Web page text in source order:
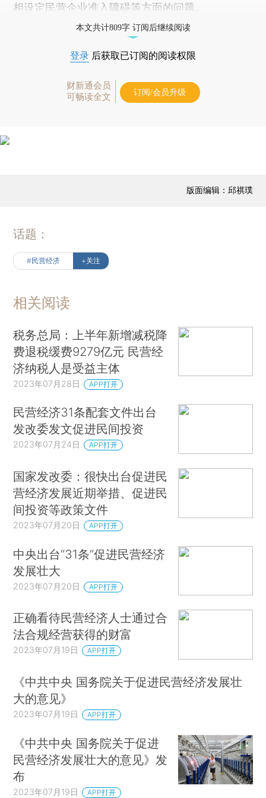
相设定民营企业准入障碍等方面的问题。
本文共计809字 订阅后继续阅读
登录 后获取已订阅的阅读权限
财新通会员
可畅读全文
订阅/会员升级
版面编辑：邱祺璞
话题：
#民营经济 +关注
相关阅读
税务总局：上半年新增减税降
费退税缓费9279亿元 民营经
济纳税人是受益主体
2023年07月28日 APP打开
民营经济31条配套文件出台
发改委发文促进民间投资
2023年07月24日 APP打开
国家发改委：很快出台促进民
营经济发展近期举措、促进民
间投资等政策文件
2023年07月20日 APP打开
中央出台“31条”促进民营经济
发展壮大
2023年07月20日 APP打开
正确看待民营经济人士通过合
法合规经营获得的财富
2023年07月19日 APP打开
《中共中央 国务院关于促进民营经济发展壮
大的意见》
2023年07月19日 APP打开
《中共中央 国务院关于促进
民营经济发展壮大的意见》发
布
2023年07月19日 APP打开